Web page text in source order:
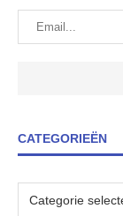
CATEGORIEËN